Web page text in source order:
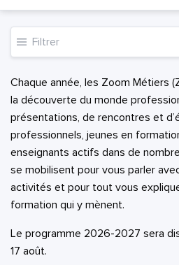
Filtrer
Chaque année, les Zoom Métiers
la découverte du monde
présentations, de rencontres et
professionnels, jeunes en
enseignants actifs dans de
se mobilisent pour vous parler
activités et pour tout vous
formation qui y mènent.
Le programme 2026-2027 sera
17 août.